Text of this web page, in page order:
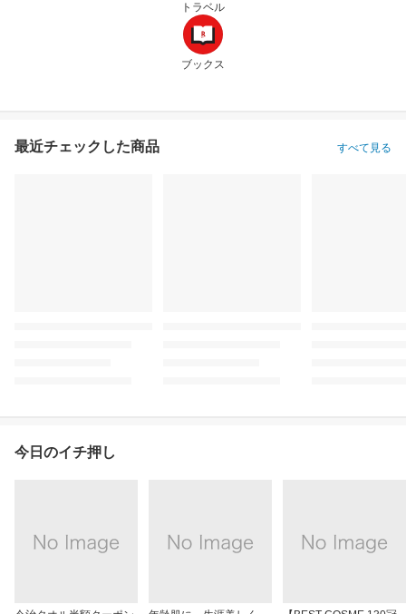
トラベル
ブックス
最近チェックした商品 すべて見る
今日のイチ押し